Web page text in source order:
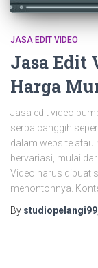
JASA EDIT VIDEO
Jasa Edit
Harga
Jasa edit video
serba canggih
dalam website atau
bervariasi, mulai
Video harus dibuat
menontonnya.
By studiopelangi99